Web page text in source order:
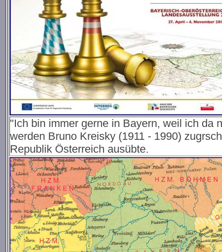
"Ich bin immer gerne in Bayern, weil ich da
werden Bruno Kreisky (1911 - 1990)
Republik Österreich ausübte.